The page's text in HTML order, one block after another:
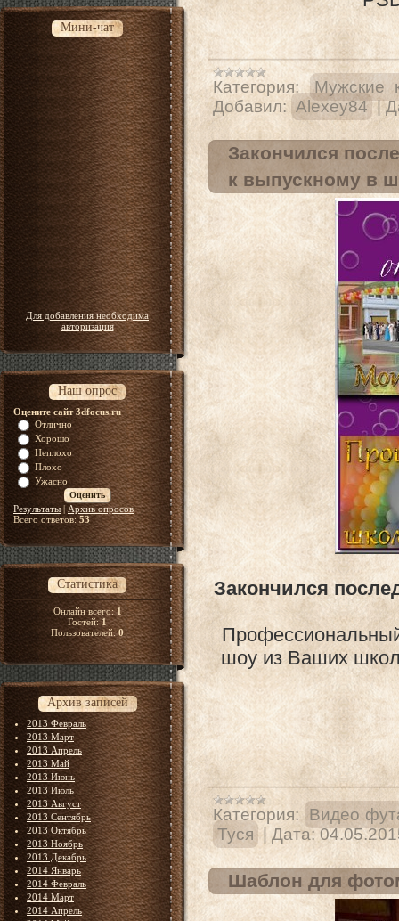
Мини-чат
Для добавления необходима
авторизация
Наш опрос
Оцените сайт 3dfocus.ru
Отлично
Хорошо
Неплохо
Плохо
Ужасно
Результаты| Архив опросов
Всего ответов:53
Статистика
Онлайн всего:1
Гостей:1
Пользователей:0
Архив записей
2013 Февраль
2013 Март
2013 Апрель
2013 Май
2013 Июнь
2013 Июль
2013 Август
2013 Сентябрь
2013 Октябрь
2013 Ноябрь
2013 Декабрь
2014 Январь
2014 Февраль
2014 Март
2014 Апрель
Категория:
Мужские
Добавил: Alexey84 |
Закончился
к выпускному в
Закончился
шоу из Ваших
Категория:
Видео
Туся
Дата:
Шаблон для